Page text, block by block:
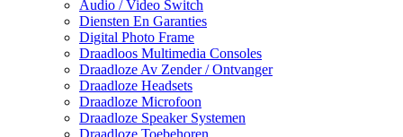
Audio / Video Switch
Diensten En Garanties
Digital Photo Frame
Draadloos Multimedia Consoles
Draadloze Av Zender / Ontvanger
Draadloze Headsets
Draadloze Microfoon
Draadloze Speaker Systemen